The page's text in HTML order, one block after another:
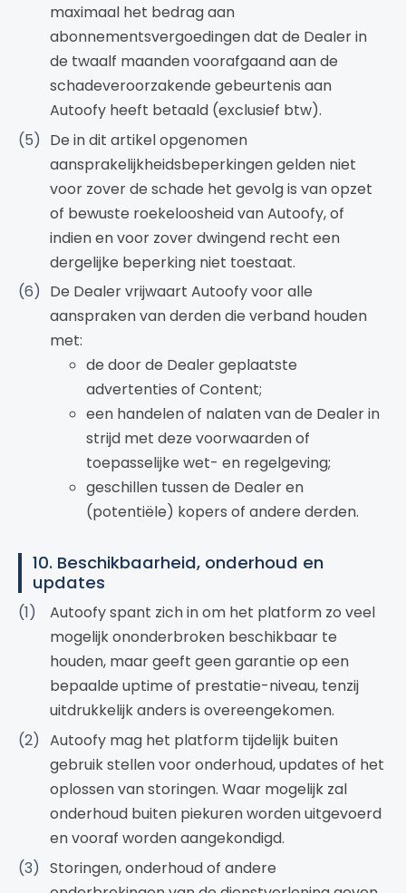
maximaal het bedrag aan
abonnementsvergoedingen dat de Dealer in
de twaalf maanden voorafgaand aan de
schadeveroorzakende gebeurtenis aan
Autoofy heeft betaald (exclusief btw).
De in dit artikel opgenomen
aansprakelijkheidsbeperkingen gelden niet
voor zover de schade het gevolg is van opzet
of bewuste roekeloosheid van Autoofy, of
indien en voor zover dwingend recht een
dergelijke beperking niet toestaat.
De Dealer vrijwaart Autoofy voor alle
aanspraken van derden die verband houden
met:
de door de Dealer geplaatste
advertenties of Content;
een handelen of nalaten van de Dealer in
strijd met deze voorwaarden of
toepasselijke wet- en regelgeving;
geschillen tussen de Dealer en
(potentiële) kopers of andere derden.
10. Beschikbaarheid, onderhoud en
updates
Autoofy spant zich in om het platform zo veel
mogelijk ononderbroken beschikbaar te
houden, maar geeft geen garantie op een
bepaalde uptime of prestatie-niveau, tenzij
uitdrukkelijk anders is overeengekomen.
Autoofy mag het platform tijdelijk buiten
gebruik stellen voor onderhoud, updates of het
oplossen van storingen. Waar mogelijk zal
onderhoud buiten piekuren worden uitgevoerd
en vooraf worden aangekondigd.
Storingen, onderhoud of andere